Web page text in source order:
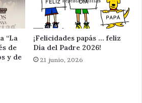
“La
de
y de
¡Felicidades papás … feliz
Día del Padre 2026!
21 junio, 2026